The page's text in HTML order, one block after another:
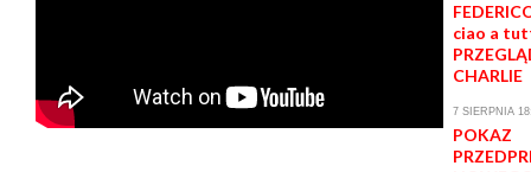
ciao a
CHARLIE
7 SIERPNIA
POKAZ